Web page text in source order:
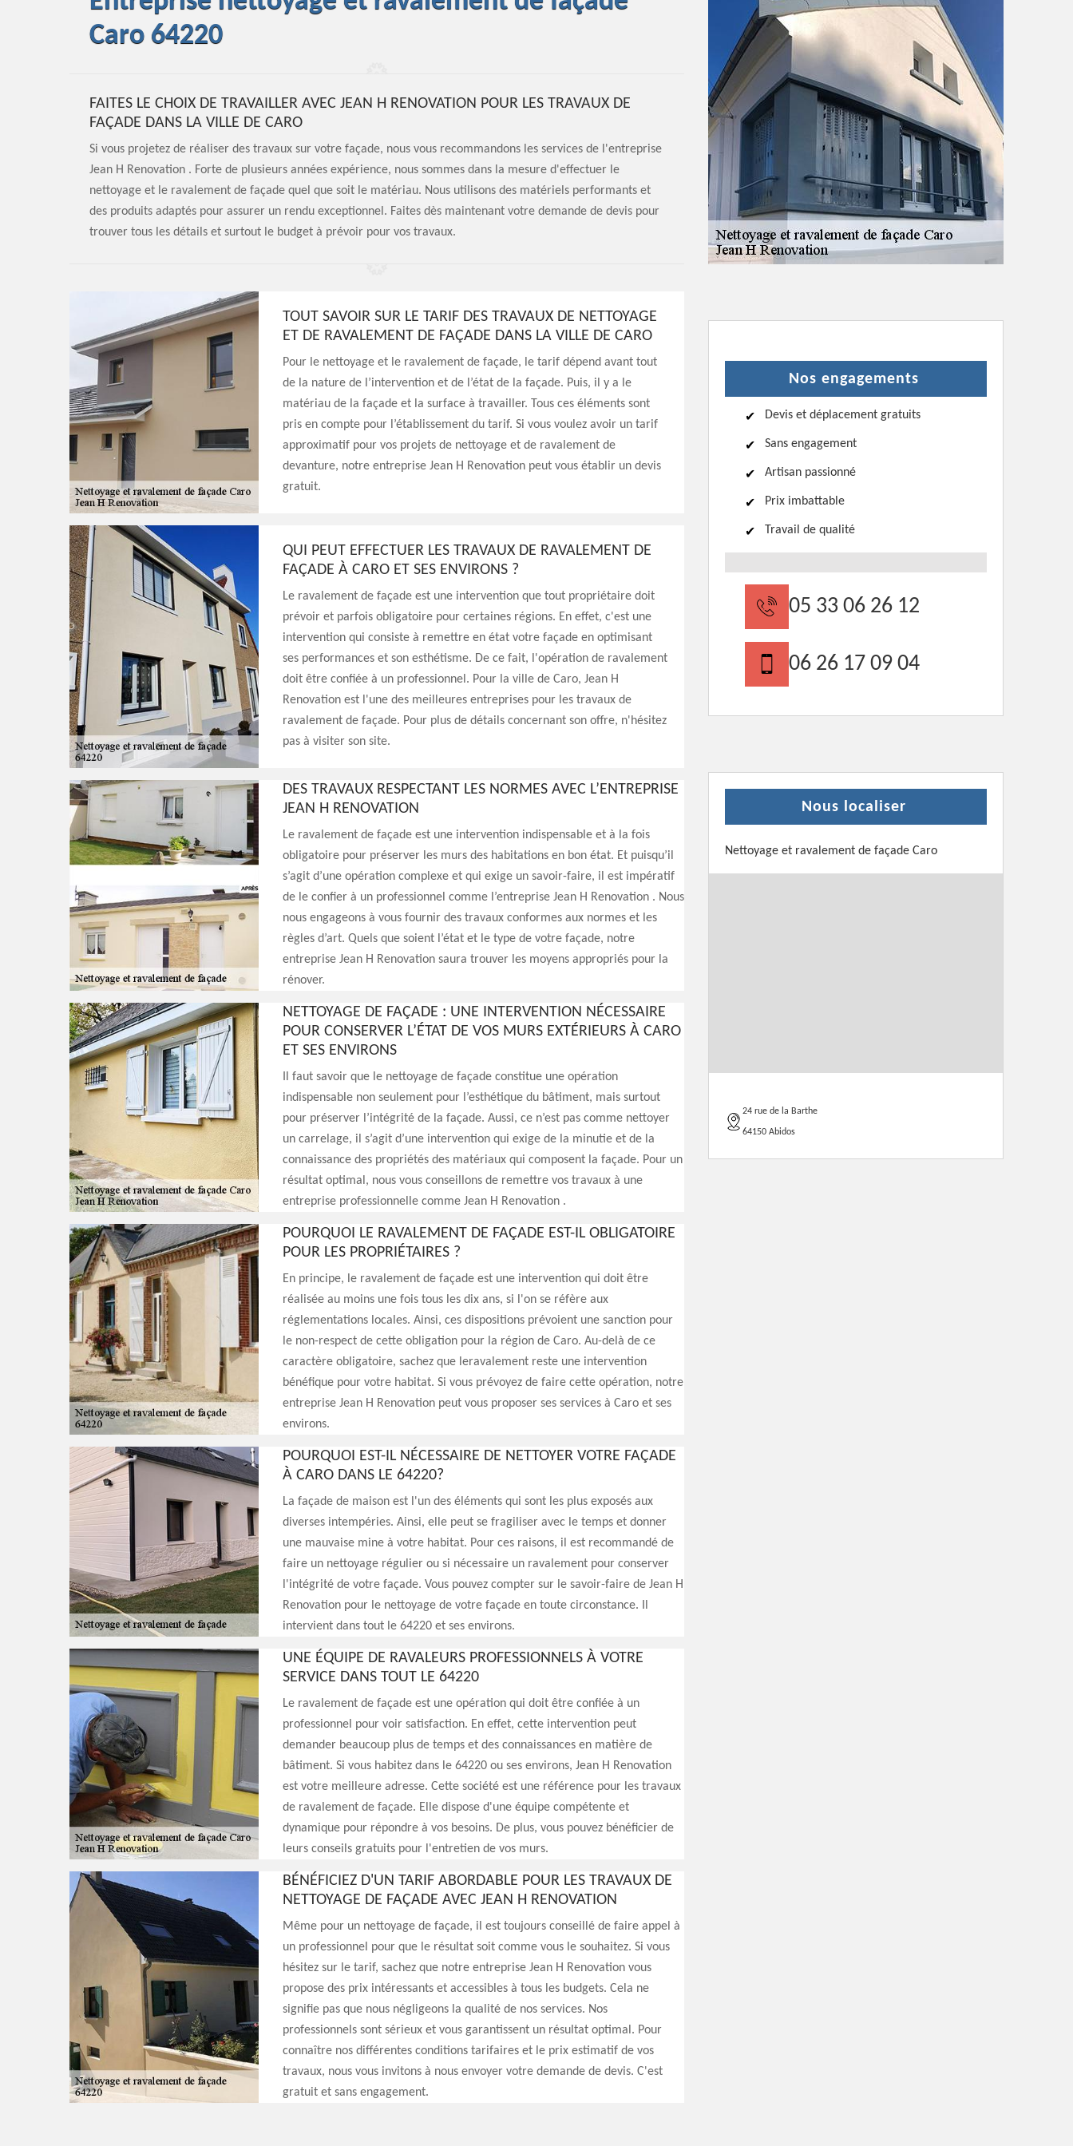
Caro 64220
FAITES LE CHOIX DE TRAVAILLER AVEC JEAN H RENOVATION POUR LES TRAVAUX DE
FAÇADE DANS LA VILLE DE CARO
Si vous projetez de réaliser des travaux sur votre façade, nous vous recommandons les services de l'entreprise
Jean H Renovation . Forte de plusieurs années expérience, nous sommes dans la mesure d'effectuer le
nettoyage et le ravalement de façade quel que soit le matériau. Nous utilisons des matériels performants et
des produits adaptés pour assurer un rendu exceptionnel. Faites dès maintenant votre demande de devis pour
trouver tous les détails et surtout le budget à prévoir pour vos travaux.
TOUT SAVOIR SUR LE TARIF DES TRAVAUX DE NETTOYAGE
ET DE RAVALEMENT DE FAÇADE DANS LA VILLE DE CARO
Pour le nettoyage et le ravalement de façade, le tarif dépend avant tout
de la nature de l’intervention et de l’état de la façade. Puis, il y a le
matériau de la façade et la surface à travailler. Tous ces éléments sont
pris en compte pour l’établissement du tarif. Si vous voulez avoir un tarif
approximatif pour vos projets de nettoyage et de ravalement de
devanture, notre entreprise Jean H Renovation peut vous établir un devis
gratuit.
QUI PEUT EFFECTUER LES TRAVAUX DE RAVALEMENT DE
FAÇADE À CARO ET SES ENVIRONS ?
Le ravalement de façade est une intervention que tout propriétaire doit
prévoir et parfois obligatoire pour certaines régions. En effet, c'est une
intervention qui consiste à remettre en état votre façade en optimisant
ses performances et son esthétisme. De ce fait, l'opération de ravalement
doit être confiée à un professionnel. Pour la ville de Caro, Jean H
Renovation est l'une des meilleures entreprises pour les travaux de
ravalement de façade. Pour plus de détails concernant son offre, n'hésitez
pas à visiter son site.
DES TRAVAUX RESPECTANT LES NORMES AVEC L’ENTREPRISE
JEAN H RENOVATION
Le ravalement de façade est une intervention indispensable et à la fois
obligatoire pour préserver les murs des habitations en bon état. Et puisqu’il
s’agit d’une opération complexe et qui exige un savoir-faire, il est impératif
de le confier à un professionnel comme l’entreprise Jean H Renovation . Nous
nous engageons à vous fournir des travaux conformes aux normes et les
règles d’art. Quels que soient l’état et le type de votre façade, notre
entreprise Jean H Renovation saura trouver les moyens appropriés pour la
rénover.
NETTOYAGE DE FAÇADE : UNE INTERVENTION NÉCESSAIRE
POUR CONSERVER L’ÉTAT DE VOS MURS EXTÉRIEURS À CARO
ET SES ENVIRONS
Il faut savoir que le nettoyage de façade constitue une opération
indispensable non seulement pour l’esthétique du bâtiment, mais surtout
pour préserver l’intégrité de la façade. Aussi, ce n’est pas comme nettoyer
un carrelage, il s’agit d’une intervention qui exige de la minutie et de la
connaissance des propriétés des matériaux qui composent la façade. Pour un
résultat optimal, nous vous conseillons de remettre vos travaux à une
entreprise professionnelle comme Jean H Renovation .
POURQUOI LE RAVALEMENT DE FAÇADE EST-IL OBLIGATOIRE
POUR LES PROPRIÉTAIRES ?
En principe, le ravalement de façade est une intervention qui doit être
réalisée au moins une fois tous les dix ans, si l'on se réfère aux
réglementations locales. Ainsi, ces dispositions prévoient une sanction pour
le non-respect de cette obligation pour la région de Caro. Au-delà de ce
caractère obligatoire, sachez que leravalement reste une intervention
bénéfique pour votre habitat. Si vous prévoyez de faire cette opération, notre
entreprise Jean H Renovation peut vous proposer ses services à Caro et ses
environs.
POURQUOI EST-IL NÉCESSAIRE DE NETTOYER VOTRE FAÇADE
À CARO DANS LE 64220?
La façade de maison est l'un des éléments qui sont les plus exposés aux
diverses intempéries. Ainsi, elle peut se fragiliser avec le temps et donner
une mauvaise mine à votre habitat. Pour ces raisons, il est recommandé de
faire un nettoyage régulier ou si nécessaire un ravalement pour conserver
l'intégrité de votre façade. Vous pouvez compter sur le savoir-faire de Jean H
Renovation pour le nettoyage de votre façade en toute circonstance. Il
intervient dans tout le 64220 et ses environs.
UNE ÉQUIPE DE RAVALEURS PROFESSIONNELS À VOTRE
SERVICE DANS TOUT LE 64220
Le ravalement de façade est une opération qui doit être confiée à un
professionnel pour voir satisfaction. En effet, cette intervention peut
demander beaucoup plus de temps et des connaissances en matière de
bâtiment. Si vous habitez dans le 64220 ou ses environs, Jean H Renovation
est votre meilleure adresse. Cette société est une référence pour les travaux
de ravalement de façade. Elle dispose d'une équipe compétente et
dynamique pour répondre à vos besoins. De plus, vous pouvez bénéficier de
leurs conseils gratuits pour l'entretien de vos murs.
BÉNÉFICIEZ D'UN TARIF ABORDABLE POUR LES TRAVAUX DE
NETTOYAGE DE FAÇADE AVEC JEAN H RENOVATION
Même pour un nettoyage de façade, il est toujours conseillé de faire appel à
un professionnel pour que le résultat soit comme vous le souhaitez. Si vous
hésitez sur le tarif, sachez que notre entreprise Jean H Renovation vous
propose des prix intéressants et accessibles à tous les budgets. Cela ne
signifie pas que nous négligeons la qualité de nos services. Nos
professionnels sont sérieux et vous garantissent un résultat optimal. Pour
connaître nos différentes conditions tarifaires et le prix estimatif de vos
travaux, nous vous invitons à nous envoyer votre demande de devis. C'est
gratuit et sans engagement.
Nos engagements
Devis et déplacement gratuits
Sans engagement
Artisan passionné
Prix imbattable
Travail de qualité
05 33 06 26 12
06 26 17 09 04
Nous localiser
Nettoyage et ravalement de façade Caro
24 rue de la Barthe
64150 Abidos